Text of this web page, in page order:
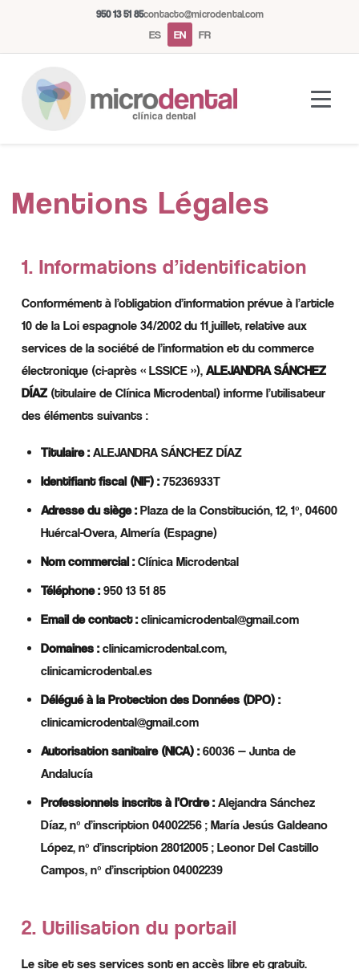
950 13 51 85contacto@microdental.com
ES EN FR
Mentions Légales
1. Informations d’identification
Conformément à l’obligation d’information prévue à l’article
10 de la Loi espagnole 34/2002 du 11 juillet, relative aux
services de la société de l’information et du commerce
électronique (ci-après « LSSICE »), ALEJANDRA SÁNCHEZ
DÍAZ (titulaire de Clínica Microdental) informe l’utilisateur
des éléments suivants :
Titulaire : ALEJANDRA SÁNCHEZ DÍAZ
Identifiant fiscal (NIF) : 75236933T
Adresse du siège : Plaza de la Constitución, 12, 1º, 04600
Huércal-Overa, Almería (Espagne)
Nom commercial : Clínica Microdental
Téléphone : 950 13 51 85
Email de contact : clinicamicrodental@gmail.com
Domaines : clinicamicrodental.com,
clinicamicrodental.es
Délégué à la Protection des Données (DPO) :
clinicamicrodental@gmail.com
Autorisation sanitaire (NICA) : 60036 — Junta de
Andalucía
Professionnels inscrits à l’Ordre : Alejandra Sánchez
Díaz, nº d’inscription 04002256 ; María Jesús Galdeano
López, nº d’inscription 28012005 ; Leonor Del Castillo
Campos, nº d’inscription 04002239
2. Utilisation du portail
Le site et ses services sont en accès libre et gratuit.
M
Microdental Assistant
Usually responds instantly
Today